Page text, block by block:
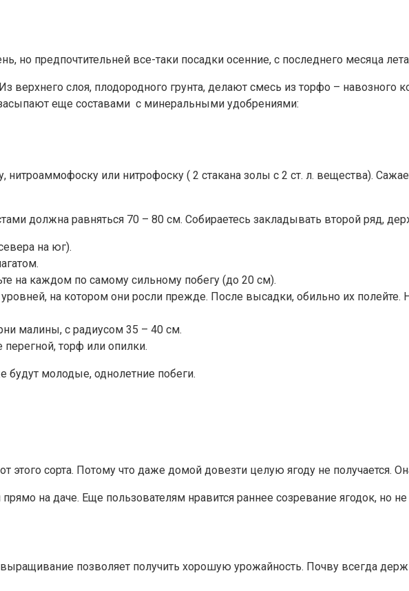
но предпочтительней все-таки посадки осенние, с последнего месяца лета
слоя, плодородного грунта, делают смесь из торфо – навозного
еще составами с минеральными удобрениями:
или нитрофоску ( 2 стакана золы с 2 ст. л. вещества).
должна равняться 70 – 80 см. Собираетесь закладывать второй ряд,
на юг).
на каждом по самому сильному побегу (до 20 см).
на котором они росли прежде. После высадки, обильно их полейте.
малины, с радиусом 35 – 40 см.
торф или опилки.
будут молодые, однолетние побеги.
сорта. Потому что даже домой довезти целую ягоду не получается.
на даче. Еще пользователям нравится раннее созревание ягодок, но
позволяет получить хорошую урожайность. Почву всегда